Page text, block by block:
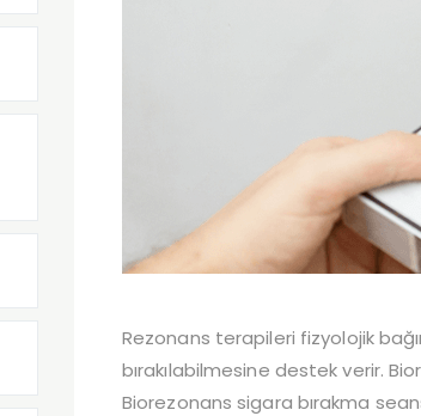
Rezonans terapileri fizyolojik
bırakılabilmesine destek verir.
Biorezonans sigara bırakma